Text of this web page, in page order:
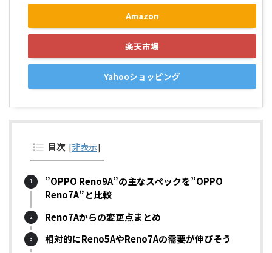
Amazon
楽天市場
Yahooショッピング
目次 [非表示]
”OPPO Reno9A”の主なスペックを”OPPO
Reno7A”と比較
Reno7Aからの変更点まとめ
相対的にReno5AやReno7Aの需要が伸びそう